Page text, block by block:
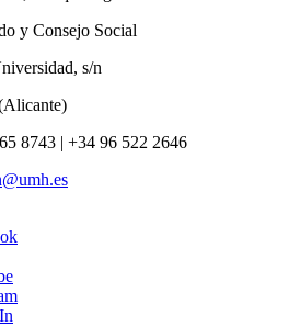
y Consejo Social
s/n
8743 | +34 96 522 2646